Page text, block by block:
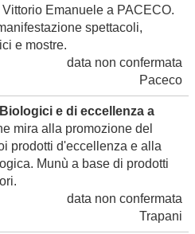
Emanuele a PACECO.
spettacoli,
e mostre.
data non confermata
Paceco
e di eccellenza a
mira alla promozione del
prodotti d'eccellenza e alla
Munù a base di prodotti
data non confermata
Trapani